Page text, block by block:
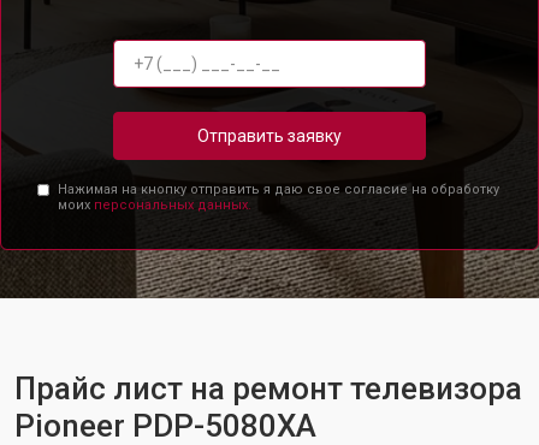
Отправить заявку
Нажимая на кнопку отправить я даю свое согласие на обработку
моих персональных данных.
Прайс лист на ремонт телевизора
Pioneer PDP-5080XA